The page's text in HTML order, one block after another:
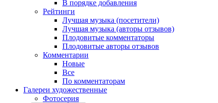
В порядке добавления
Рейтинги
Лучшая музыка (посетители)
Лучшая музыка (авторы отзывов)
Плодовитые комментаторы
Плодовитые авторы отзывов
Комментарии
Новые
Все
По комментаторам
Галереи художественные
Фотосерия